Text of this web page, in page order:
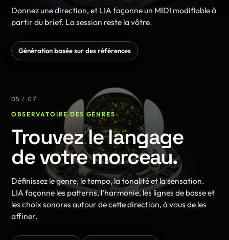
Donnez une direction, et LIA façonne un MIDI modifiable à
partir du brief. La session reste la vôtre.
Génération basée sur des références
05 / 07
OBSERVATOIRE DES GENRES
Trouvez le langage
de votre morceau.
Définissez le genre, le tempo, la tonalité et la sensation.
LIA façonne les patterns, l’harmonie, les lignes de basse et
les choix sonores autour de cette direction, à vous de les
affiner.